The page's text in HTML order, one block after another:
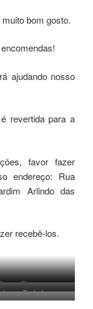
bom gosto.
ajudando nosso
revertida para a
favor fazer
endereço: Rua
Arlindo das
recebê-los.
Finos
Trufados